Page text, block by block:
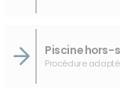
Procédure